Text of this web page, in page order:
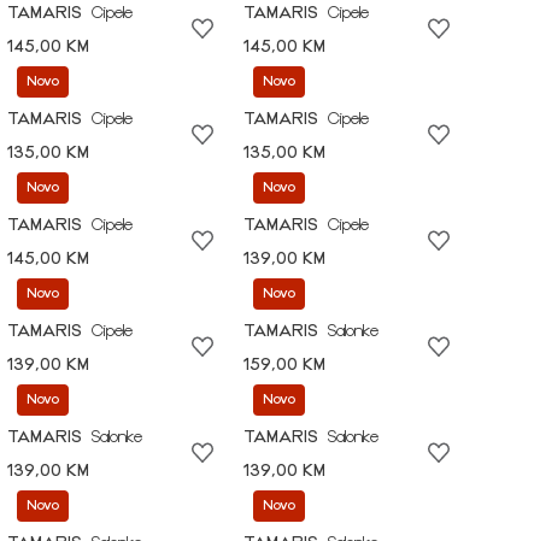
TAMARIS
Cipele
145,00 KM
TAMARIS
Cipele
145,00 KM
Novo
TAMARIS
Cipele
135,00 KM
Novo
TAMARIS
Cipele
135,00 KM
Novo
TAMARIS
Cipele
145,00 KM
Novo
TAMARIS
Cipele
139,00 KM
Novo
TAMARIS
Cipele
139,00 KM
Novo
TAMARIS
Salonke
159,00 KM
Novo
TAMARIS
Salonke
139,00 KM
Novo
TAMARIS
Salonke
139,00 KM
Novo Novo